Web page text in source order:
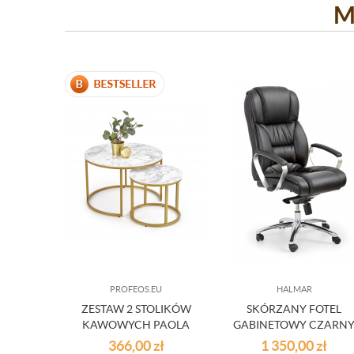
PROFEOS.EU
ZESTAW 2 STOLIKÓW
KAWOWYCH PAOLA
MARMUR
366,00zł
HALMAR
SKÓRZANY FOTEL
GABINETOWY CZARNY
1 350,00zł